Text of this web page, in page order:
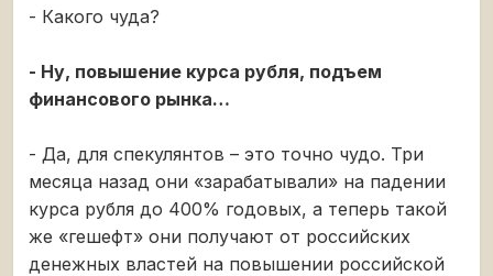
- Какого чуда?
- Ну, повышение курса рубля, подъем
финансового рынка…
- Да, для спекулянтов – это точно чудо. Три
месяца назад они «зарабатывали» на падении
курса рубля до 400% годовых, а теперь такой
же «гешефт» они получают от российских
денежных властей на повышении российской